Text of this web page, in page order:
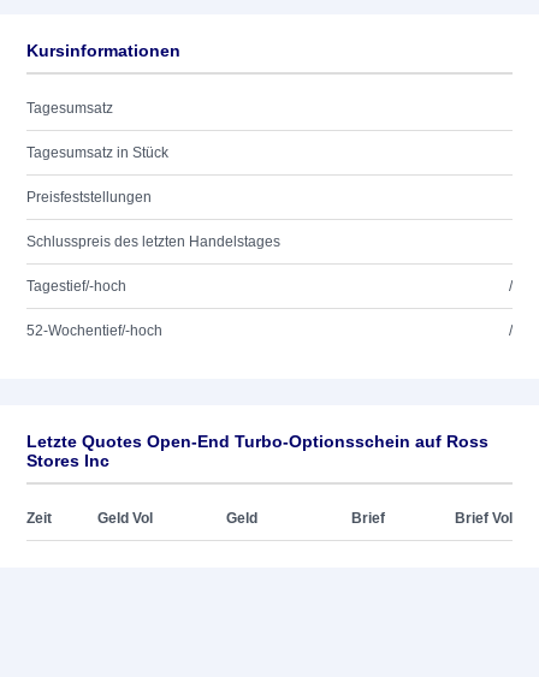
Kursinformationen
Tagesumsatz
Tagesumsatz in Stück
Preisfeststellungen
Schlusspreis des letzten Handelstages
Tagestief/-hoch /
52-Wochentief/-hoch /
Letzte Quotes Open-End Turbo-Optionsschein auf Ross
Stores Inc
Zeit Geld Vol Geld Brief Brief Vol